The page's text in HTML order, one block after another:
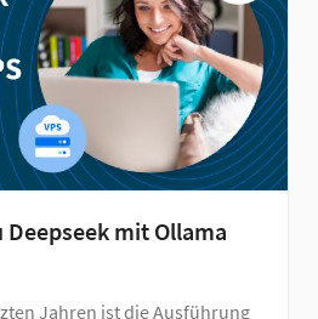
mit Ollama
Jahren ist die Ausführung